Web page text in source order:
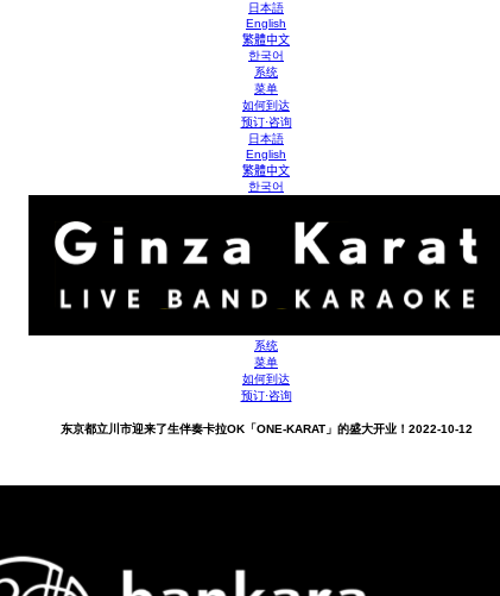
日本語
English
繁體中文
한국어
系统
菜单
如何到达
预订·咨询
日本語
English
繁體中文
한국어
系统
菜单
如何到达
预订·咨询
东京都立川市迎来了生伴奏卡拉OK「ONE-KARAT」的盛大开业！ 2022-10-12